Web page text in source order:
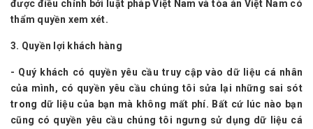
được điều chỉnh bởi luật pháp Việt Nam và tòa án Việt Nam có
thẩm quyền xem xét.
3. Quyền lợi khách hàng
- Quý khách có quyền yêu cầu truy cập vào dữ liệu cá nhân
của mình, có quyền yêu cầu chúng tôi sửa lại những sai sót
trong dữ liệu của bạn mà không mất phí. Bất cứ lúc nào bạn
cũng có quyền yêu cầu chúng tôi ngưng sử dụng dữ liệu cá